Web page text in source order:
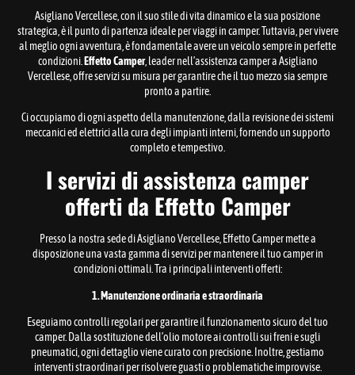
Asigliano Vercellese, con il suo stile di vita dinamico e la sua posizione
strategica, è il punto di partenza ideale per viaggi in camper. Tuttavia, per vivere
al meglio ogni avventura, è fondamentale avere un veicolo sempre in perfette
condizioni. Effetto Camper, leader nell’assistenza camper a Asigliano
Vercellese, offre servizi su misura per garantire che il tuo mezzo sia sempre
pronto a partire.
Ci occupiamo di ogni aspetto della manutenzione, dalla revisione dei sistemi
meccanici ed elettrici alla cura degli impianti interni, fornendo un supporto
completo e tempestivo.
I servizi di assistenza camper
offerti da Effetto Camper
Presso la nostra sede di Asigliano Vercellese, Effetto Camper mette a
disposizione una vasta gamma di servizi per mantenere il tuo camper in
condizioni ottimali. Tra i principali interventi offerti:
1. Manutenzione ordinaria e straordinaria
Eseguiamo controlli regolari per garantire il funzionamento sicuro del tuo
camper. Dalla sostituzione dell’olio motore ai controlli sui freni e sugli
pneumatici, ogni dettaglio viene curato con precisione. Inoltre, gestiamo
interventi straordinari per risolvere guasti o problematiche improvvise.